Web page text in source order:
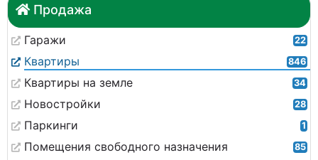
Продажа
Гаражи 22
Квартиры 846
Квартиры на земле 34
Новостройки 28
Паркинги 1
Помещения свободного назначения 85